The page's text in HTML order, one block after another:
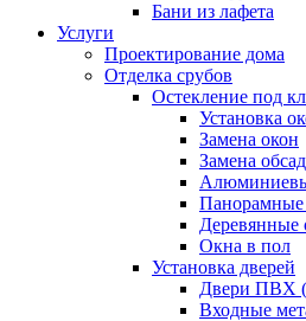
Бани из лафета
Услуги
Проектирование дома
Отделка срубов
Остекление под
Установка
Замена окон
Замена
Панорамные
Деревянные
Окна в пол
Установка дверей
Двери ПВХ
Входные